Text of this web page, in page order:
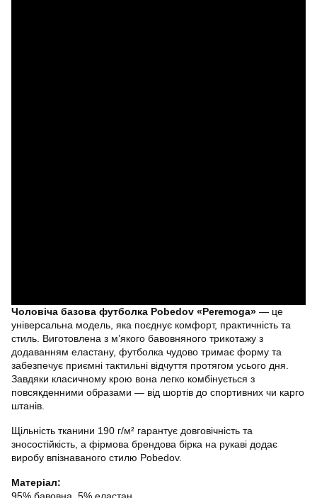
Чоловіча базова футболка Pobedov «Peremoga» — це
універсальна модель, яка поєднує комфорт, практичність та
стиль. Виготовлена з м’якого бавовняного трикотажу з
додаванням еластану, футболка чудово тримає форму та
забезпечує приємні тактильні відчуття протягом усього дня.
Завдяки класичному крою вона легко комбінується з
повсякденними образами — від шортів до спортивних чи карго
штанів.
Щільність тканини 190 г/м² гарантує довговічність та
зносостійкість, а фірмова брендова бірка на рукаві додає
виробу впізнаваного стилю Pobedov.
Матеріал:
95% бавовна, 5% еластан